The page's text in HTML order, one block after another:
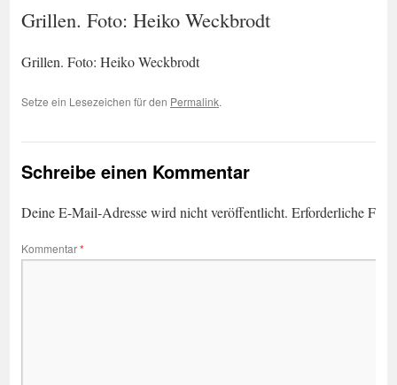
Grillen. Foto: Heiko Weckbrodt
Grillen. Foto: Heiko Weckbrodt
Setze ein Lesezeichen für den Permalink.
Schreibe einen Kommentar
Deine E-Mail-Adresse wird nicht veröffentlicht. Erforderliche
Kommentar*